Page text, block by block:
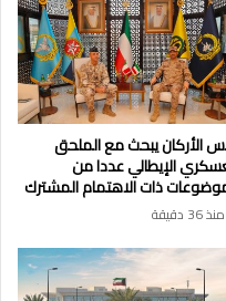
الأركان يبحث مع الملحق
الإيطالي عددا من
ذات الاهتمام المشترك
منذ 36 دقيقة